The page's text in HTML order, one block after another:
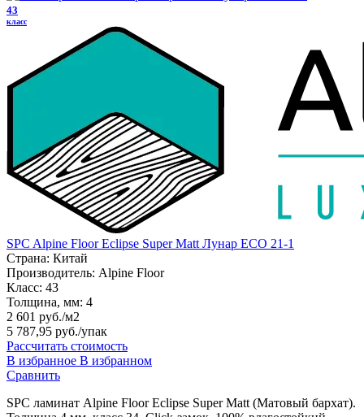
43
класс
SPC Alpine Floor Eclipse Super Matt Лунар ЕСО 21-1
Страна: Китай
Производитель: Alpine Floor
Класс: 43
Толщина, мм: 4
2 601 руб./м2
5 787,95 руб./упак
Рассчитать стоимость
В избранное В избранном
Сравнить
SPC ламинат Alpine Floor Eclipse Super Matt (Матовый бархат).